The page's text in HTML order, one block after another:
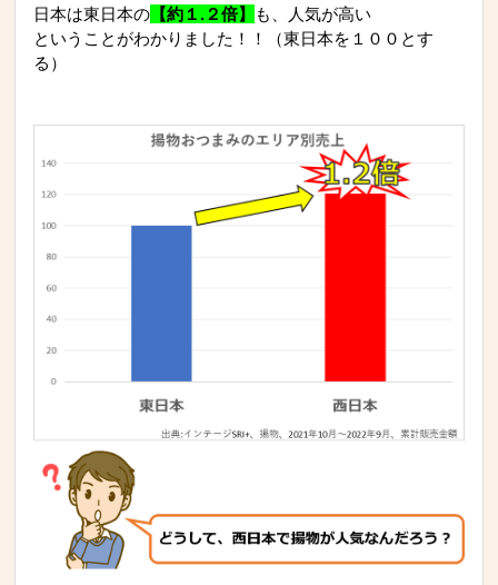
日本は東日本の 【約１.２倍】 も、人気が高い
ということがわかりました！！（東日本を１００とす
る）